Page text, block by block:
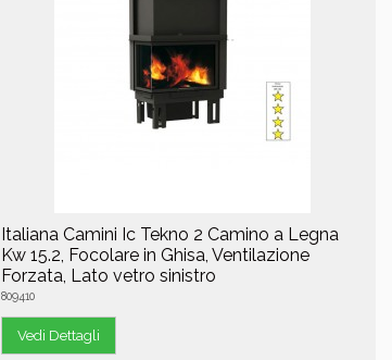
Italiana Camini Ic Tekno 2 Camino a Legna
Kw 15.2, Focolare in Ghisa, Ventilazione
Forzata, Lato vetro sinistro
809410
Vedi Dettagli